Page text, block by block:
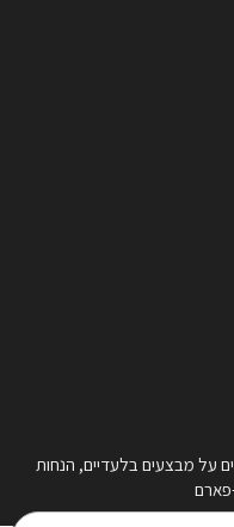
על מבצעים בלעדיים, הנחות
פארם